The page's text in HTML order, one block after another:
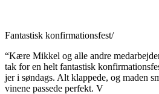
Fantastisk konfirmationsfest/
“Kære Mikkel og alle andre
tak for en helt fantastisk
jer i søndags. Alt klappede, og maden
vinene passede perfekt. V